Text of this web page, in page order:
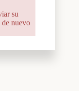
su
de nuevo